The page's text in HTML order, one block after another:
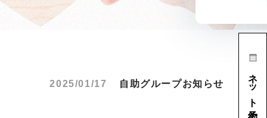
ネット予約
2025/01/17 自助グループお知らせ